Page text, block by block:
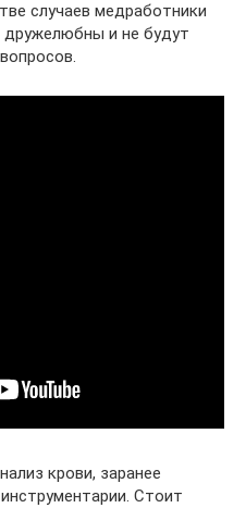
случаев медработники
дружелюбны и не будут
крови, заранее
Стоит